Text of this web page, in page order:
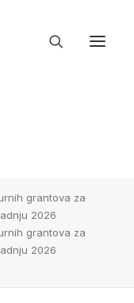
kulturnih
umetničku
grantova za
2026
grantova za
2026